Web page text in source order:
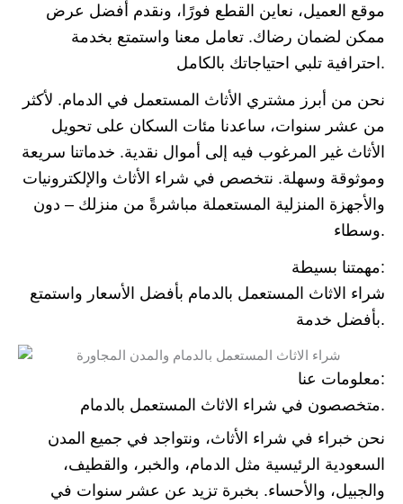
موقع العميل، نعاين القطع فورًا، ونقدم أفضل عرض
ممكن لضمان رضاك. تعامل معنا واستمتع بخدمة
احترافية تلبي احتياجاتك بالكامل.
نحن من أبرز مشتري الأثاث المستعمل في الدمام. لأكثر
من عشر سنوات، ساعدنا مئات السكان على تحويل
الأثاث غير المرغوب فيه إلى أموال نقدية. خدماتنا سريعة
وموثوقة وسهلة. نتخصص في شراء الأثاث والإلكترونيات
والأجهزة المنزلية المستعملة مباشرةً من منزلك – دون
وسطاء.
مهمتنا بسيطة:
شراء الاثاث المستعمل بالدمام بأفضل الأسعار واستمتع
بأفضل خدمة.
معلومات عنا:
متخصصون في شراء الاثاث المستعمل بالدمام.
نحن خبراء في شراء الأثاث، ونتواجد في جميع المدن
السعودية الرئيسية مثل الدمام، والخبر، والقطيف،
والجبيل، والأحساء. بخبرة تزيد عن عشر سنوات في